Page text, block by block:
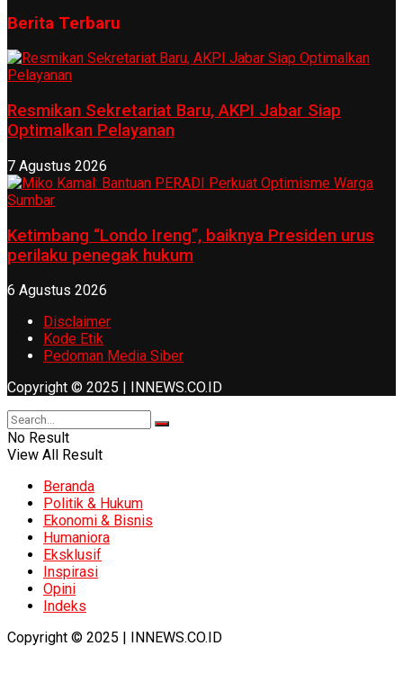
Berita Terbaru
Resmikan Sekretariat Baru, AKPI Jabar Siap
Optimalkan Pelayanan
7 Agustus 2026
Ketimbang “Londo Ireng”, baiknya Presiden urus
perilaku penegak hukum
6 Agustus 2026
Disclaimer
Kode Etik
Pedoman Media Siber
Copyright © 2025 | INNEWS.CO.ID
No Result
View All Result
Beranda
Politik & Hukum
Ekonomi & Bisnis
Humaniora
Eksklusif
Inspirasi
Opini
Indeks
Copyright © 2025 | INNEWS.CO.ID